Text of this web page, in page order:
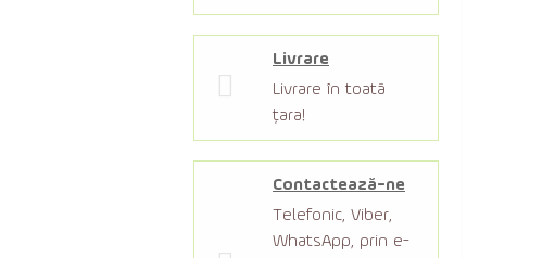
Livrare
Livrare în toată
țara!
Contactează-ne
Telefonic, Viber,
WhatsApp, prin e-